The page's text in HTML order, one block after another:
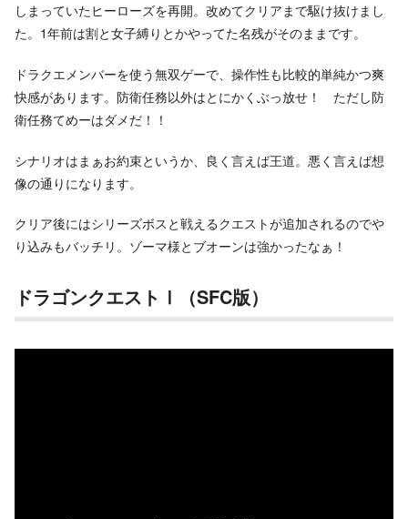
しまっていたヒーローズを再開。改めてクリアまで駆け抜けまし
た。1年前は割と女子縛りとかやってた名残がそのままです。
ドラクエメンバーを使う無双ゲーで、操作性も比較的単純かつ爽
快感があります。防衛任務以外はとにかくぶっ放せ！ ただし防
衛任務てめーはダメだ！！
シナリオはまぁお約束というか、良く言えば王道。悪く言えば想
像の通りになります。
クリア後にはシリーズボスと戦えるクエストが追加されるのでや
り込みもバッチリ。ゾーマ様とブオーンは強かったなぁ！
ドラゴンクエストⅠ（SFC版）